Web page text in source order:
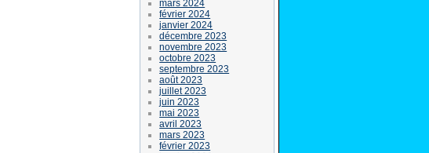
mars 2024
février 2024
janvier 2024
décembre 2023
novembre 2023
octobre 2023
septembre 2023
août 2023
juillet 2023
juin 2023
mai 2023
avril 2023
mars 2023
février 2023